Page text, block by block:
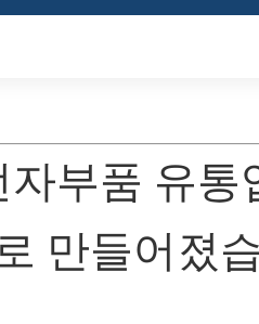
부품 유
만들어졌